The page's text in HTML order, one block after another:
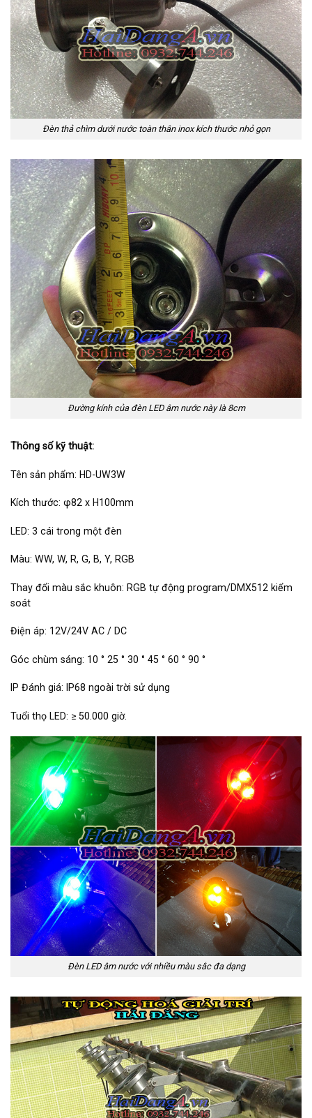
Đèn thả chìm dưới nước toàn thân inox kích thước nhỏ gọn
Đường kính của đèn LED âm nước này là 8cm
Thông số kỹ thuật:
Tên sản phẩm: HD-UW3W
Kích thước: φ82 x H100mm
LED: 3 cái trong một đèn
Màu: WW, W, R, G, B, Y, RGB
Thay đổi màu sắc khuôn: RGB tự động program/DMX512 kiểm
soát
Điện áp: 12V/24V AC / DC
Góc chùm sáng: 10 ° 25 ° 30 ° 45 ° 60 ° 90 °
IP Đánh giá: IP68 ngoài trời sử dụng
Tuổi thọ LED: ≥ 50.000 giờ.
Đèn LED âm nước với nhiều màu sắc đa dạng